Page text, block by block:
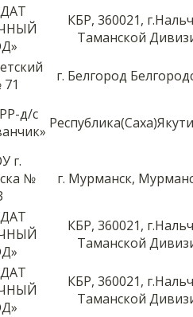
КБР, 360021,
Таманской
г. Белгород
д/с
г.
№
г. Мурманск,
КБР, 360021,
Таманской
КБР, 360021,
Таманской